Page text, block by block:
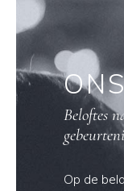
Beloftes
Op de